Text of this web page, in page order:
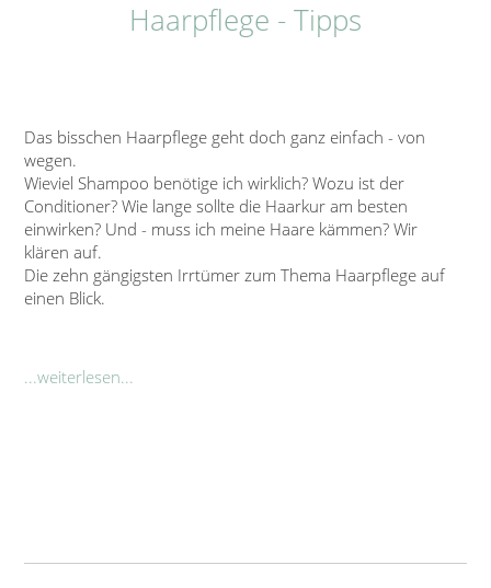
Haarpflege - Tipps
Das bisschen Haarpflege geht doch ganz einfach - von
wegen.
Wieviel Shampoo benötige ich wirklich? Wozu ist der
Conditioner? Wie lange sollte die Haarkur am besten
einwirken? Und - muss ich meine Haare kämmen? Wir
klären auf.
Die zehn gängigsten Irrtümer zum Thema Haarpflege auf
einen Blick.
...weiterlesen...